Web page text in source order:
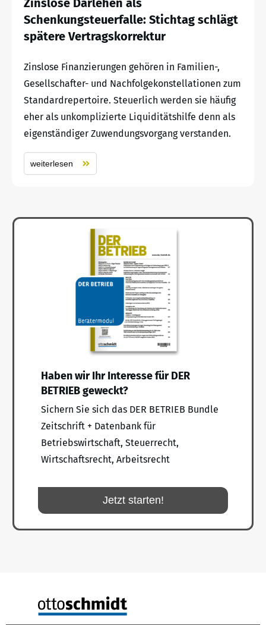
Zinslose Darlehen als
Schenkungsteuerfalle: Stichtag schlägt
spätere Vertragskorrektur
Zinslose Finanzierungen gehören in Familien-,
Gesellschafter- und Nachfolgekonstellationen zum
Standardrepertoire. Steuerlich werden sie häufig
eher als unkomplizierte Liquiditätshilfe denn als
eigenständiger Zuwendungsvorgang verstanden.
weiterlesen
Haben wir Ihr Interesse für DER
BETRIEB geweckt?
Sichern Sie sich das DER BETRIEB Bundle
Zeitschrift + Datenbank für
Betriebswirtschaft, Steuerrecht,
Wirtschaftsrecht, Arbeitsrecht
Jetzt starten!